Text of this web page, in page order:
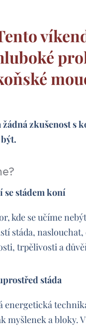
zkušenost s
se stádem koní
kde se učíme
stáda,
trpělivosti a
stáda
energetická
myšlenek a bloky.